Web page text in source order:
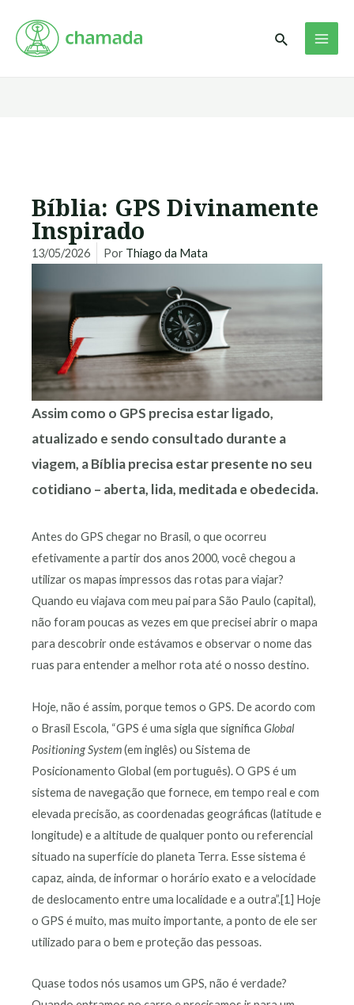
para
Pesquisar
Bíblia: GPS Divinamente
Inspirado
13/05/2026 Por Thiago da Mata
Assim como o GPS precisa estar ligado,
atualizado e sendo consultado durante a
viagem, a Bíblia precisa estar presente no seu
cotidiano – aberta, lida, meditada e obedecida.
Antes do GPS chegar no Brasil, o que ocorreu
efetivamente a partir dos anos 2000, você chegou a
utilizar os mapas impressos das rotas para viajar?
Quando eu viajava com meu pai para São Paulo (capital),
não foram poucas as vezes em que precisei abrir o mapa
para descobrir onde estávamos e observar o nome das
ruas para entender a melhor rota até o nosso destino.
Hoje, não é assim, porque temos o GPS. De acordo com
o Brasil Escola, “GPS é uma sigla que significa Global
Positioning System(em inglês) ou Sistema de
Posicionamento Global (em português). O GPS é um
sistema de navegação que fornece, em tempo real e com
elevada precisão, as coordenadas geográficas (latitude e
longitude) e a altitude de qualquer ponto ou referencial
situado na superfície do planeta Terra. Esse sistema é
capaz, ainda, de informar o horário exato e a velocidade
de deslocamento entre uma localidade e a outra”.[1] Hoje
o GPS é muito, mas muito importante, a ponto de ele ser
utilizado para o bem e proteção das pessoas.
Quase todos nós usamos um GPS, não é verdade?